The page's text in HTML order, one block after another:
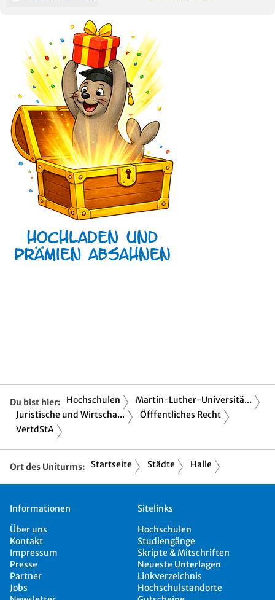
Du bist hier: Hochschulen
Martin-Luther-Universitä...
Juristische und Wirtscha...
Öfffentliches Recht
VertdStA
Ort des Uniturms: Startseite Städte Halle
Informationen
Über uns
Kontakt
Impressum
Presse
Partner
Jobs
Sitelinks
Hochschulen
Studiengänge
Skripte & Mitschriften
Neueste Unterlagen
Linkverzeichnis
Hochschulstandorte